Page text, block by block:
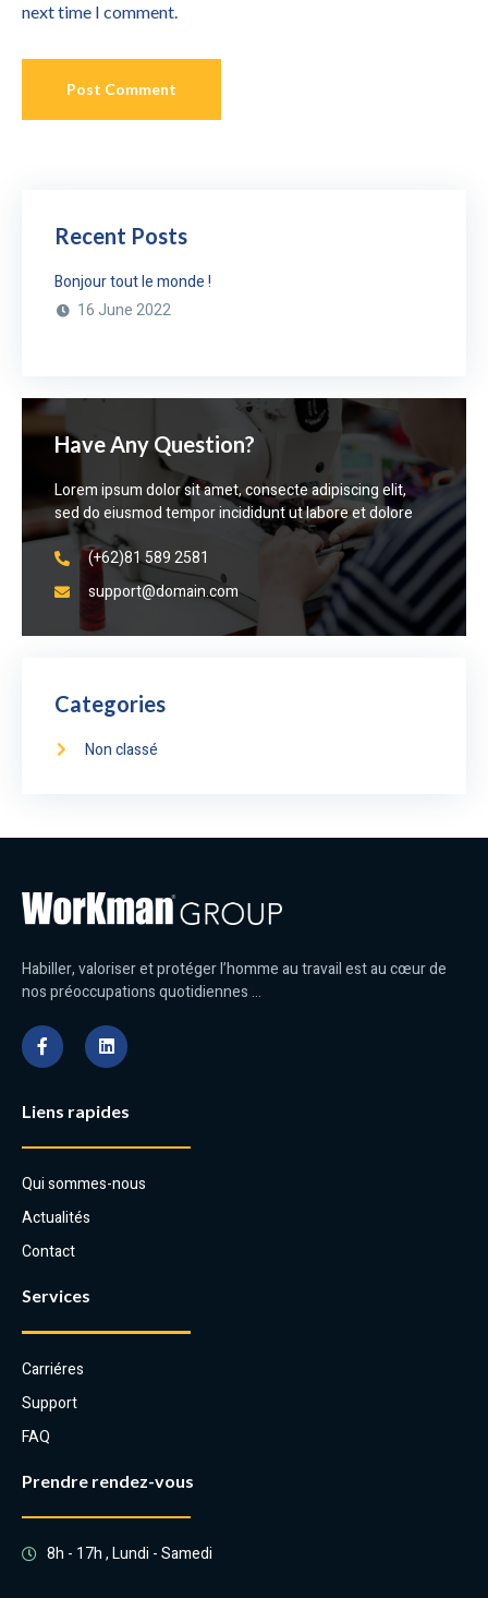
next time I comment.
Recent Posts
Bonjour tout le monde !
16 June 2022
Have Any Question?
Lorem ipsum dolor sit amet, consecte adipiscing elit,
sed do eiusmod tempor incididunt ut labore et dolore
(+62)81 589 2581
support@domain.com
Categories
Non classé
Habiller, valoriser et protéger l’homme au travail est au cœur de
nos préoccupations quotidiennes …
Liens rapides
Qui sommes-nous
Actualités
Contact
Services
Carriéres
Support
FAQ
Prendre rendez-vous
8h - 17h , Lundi - Samedi